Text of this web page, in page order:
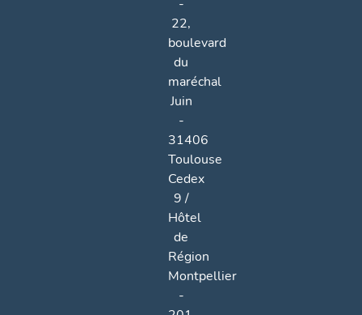
-
22,
boulevard
du
maréchal
Juin
-
31406
Toulouse
Cedex
9 /
Hôtel
de
Région
Montpellier
-